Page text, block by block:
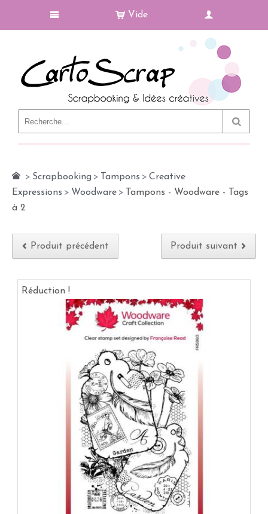
Vide
> Scrapbooking > Tampons > Creative
Expressions > Woodware >
Tampons - Woodware - Tags
à 2
Produit précédent Produit suivant
Réduction !